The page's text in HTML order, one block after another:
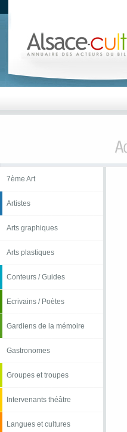
7ème Art
Artistes
Arts graphiques
Arts plastiques
Conteurs / Guides
Ecrivains / Poètes
Gardiens de la mémoire
Gastronomes
Groupes et troupes
Intervenants théâtre
Langues et cultures